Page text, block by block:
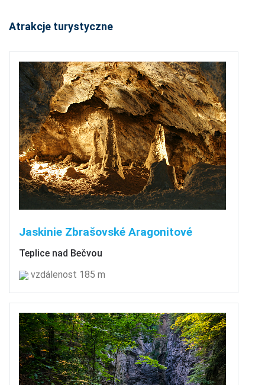
Atrakcje turystyczne
Jaskinie Zbrašovské Aragonitové
Teplice nad Bečvou
vzdálenost 185 m